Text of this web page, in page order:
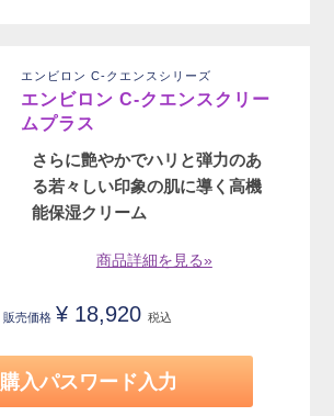
エンビロン C-クエンスシリーズ
エンビロン C-クエンスクリー
ムプラス
さらに艶やかでハリと弾力のあ
る若々しい印象の肌に導く高機
能保湿クリーム
商品詳細を見る»
販売価格 ¥ 18,920 税込
購入パスワード入力